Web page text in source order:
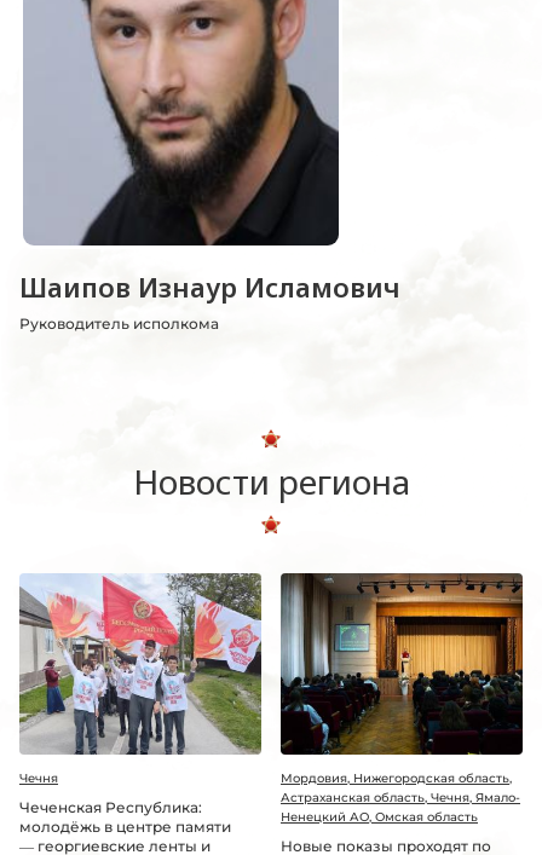
Шаипов Изнаур Исламович
Руководитель исполкома
Новости региона
Чечня
Чеченская Республика:
молодёжь в центре памяти
— георгиевские ленты и
Мордовия, Нижегородская область,
Астраханская область, Чечня, Ямало-
Ненецкий АО, Омская область
Новые показы проходят по